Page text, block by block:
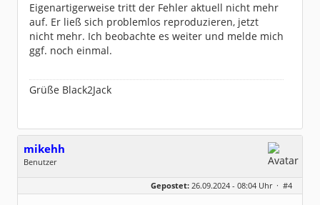
Eigenartigerweise tritt der Fehler aktuell nicht mehr
auf. Er ließ sich problemlos reproduzieren, jetzt
nicht mehr. Ich beobachte es weiter und melde mich
ggf. noch einmal.
Grüße Black2Jack
mikehh
Benutzer
Dabei seit:
01 / 2008
Gepostet: 26.09.2024 - 08:04 Uhr · #4